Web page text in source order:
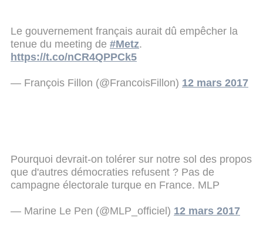
Le gouvernement français aurait dû empêcher la
tenue du meeting de #Metz.
https://t.co/nCR4QPPCk5
— François Fillon (@FrancoisFillon) 12 mars 2017
Pourquoi devrait-on tolérer sur notre sol des propos
que d'autres démocraties refusent ? Pas de
campagne électorale turque en France. MLP
— Marine Le Pen (@MLP_officiel) 12 mars 2017